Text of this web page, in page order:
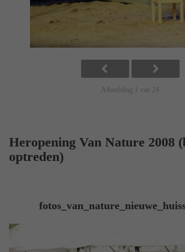
Afbeelding 1 van 24
Heropening Van Nature 2008
optreden)